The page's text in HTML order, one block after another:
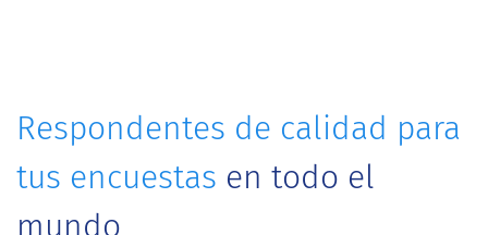
Respondentes de calidad para
tus encuestas en todo el
mundo